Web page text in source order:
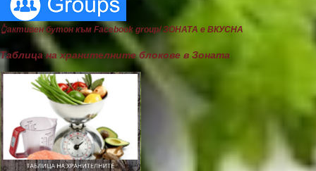
👆активен бутон към Facebook group/ ЗОНАТА е ВКУСНА
Таблица на хранителните блокове в Зоната